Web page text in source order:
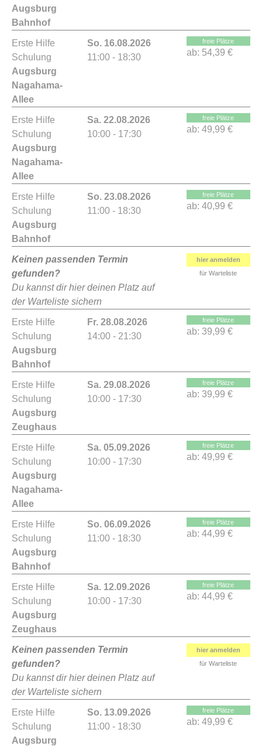
Augsburg
Bahnhof
Erste Hilfe
Schulung
Augsburg
Nagahama-
Allee
So. 16.08.2026
11:00 - 18:30
freie Plätze
ab: 54,39 €
Erste Hilfe
Schulung
Augsburg
Nagahama-
Allee
Sa. 22.08.2026
10:00 - 17:30
freie Plätze
ab: 49,99 €
Erste Hilfe
Schulung
Augsburg
Bahnhof
So. 23.08.2026
11:00 - 18:30
freie Plätze
ab: 40,99 €
Keinen passenden Termin
gefunden?
Du kannst dir hier deinen Platz auf
der Warteliste sichern
hier anmelden
für Warteliste
Erste Hilfe
Schulung
Augsburg
Bahnhof
Fr. 28.08.2026
14:00 - 21:30
freie Plätze
ab: 39,99 €
Erste Hilfe
Schulung
Augsburg
Zeughaus
Sa. 29.08.2026
10:00 - 17:30
freie Plätze
ab: 39,99 €
Erste Hilfe
Schulung
Augsburg
Nagahama-
Allee
Sa. 05.09.2026
10:00 - 17:30
freie Plätze
ab: 49,99 €
Erste Hilfe
Schulung
Augsburg
Bahnhof
So. 06.09.2026
11:00 - 18:30
freie Plätze
ab: 44,99 €
Erste Hilfe
Schulung
Augsburg
Zeughaus
Sa. 12.09.2026
10:00 - 17:30
freie Plätze
ab: 44,99 €
Keinen passenden Termin
gefunden?
Du kannst dir hier deinen Platz auf
der Warteliste sichern
hier anmelden
für Warteliste
Erste Hilfe
Schulung
Augsburg
So. 13.09.2026
11:00 - 18:30
freie Plätze
ab: 49,99 €